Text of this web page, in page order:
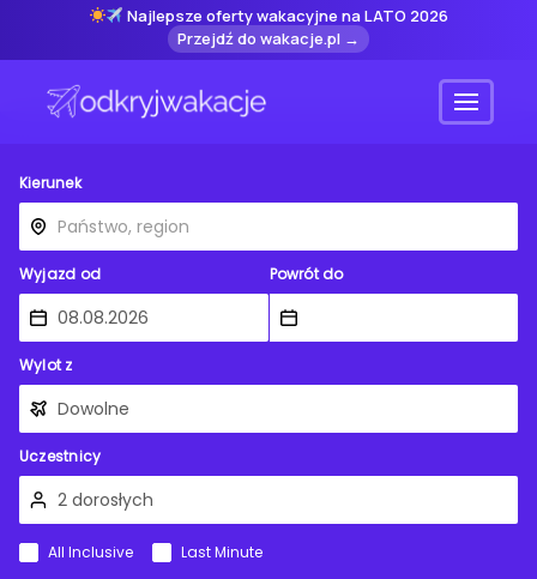
Najlepsze oferty wakacyjne na LATO 2026
Przejdź do wakacje.pl →
Menu
Kierunek
Wyjazd od Powrót do
Wylot z
Uczestnicy
All Inclusive Last Minute